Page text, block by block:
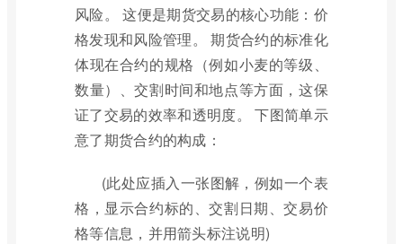
风险。 这便是期货交易的核心功能：价
格发现和风险管理。 期货合约的标准化
体现在合约的规格（例如小麦的等级、
数量）、交割时间和地点等方面，这保
证了交易的效率和透明度。 下图简单示
意了期货合约的构成：
(此处应插入一张图解，例如一个表
格，显示合约标的、交割日期、交易价
格等信息，并用箭头标注说明)